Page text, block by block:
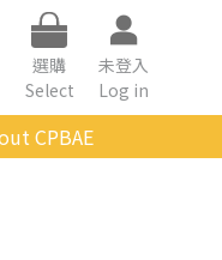
選購
Select
未登入
Log in
CPBAE